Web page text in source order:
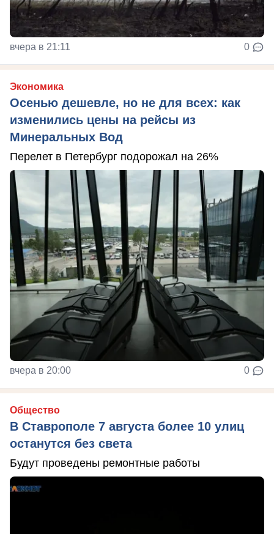
вчера в 21:11 0
Экономика
Осенью дешевле, но не для всех: как
изменились цены на рейсы из
Минеральных Вод
Перелет в Петербург подорожал на 26%
вчера в 20:00 0
Общество
В Ставрополе 7 августа более 10 улиц
останутся без света
Будут проведены ремонтные работы